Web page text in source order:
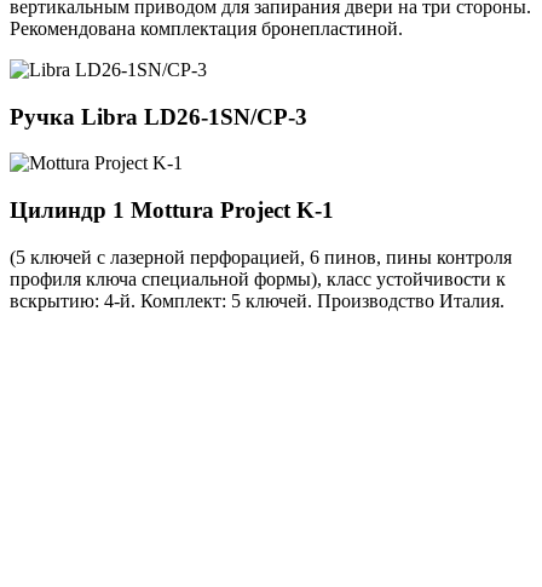
вертикальным приводом для запирания двери на три стороны.
Рекомендована комплектация бронепластиной.
Ручка Libra LD26-1SN/CP-3
Цилиндр 1 Mottura Project K-1
(5 ключей с лазерной перфорацией, 6 пинов, пины контроля
профиля ключа специальной формы), класс устойчивости к
вскрытию: 4-й. Комплект: 5 ключей. Производство Италия.